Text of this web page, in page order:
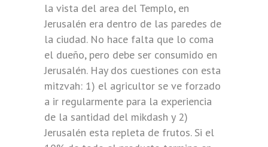
la vista del area del Templo, en
Jerusalén era dentro de las paredes de
la ciudad. No hace falta que lo coma
el dueño, pero debe ser consumido en
Jerusalén. Hay dos cuestiones con esta
mitzvah: 1) el agricultor se ve forzado
a ir regularmente para la experiencia
de la santidad del mikdash y 2)
Jerusalén esta repleta de frutos. Si el